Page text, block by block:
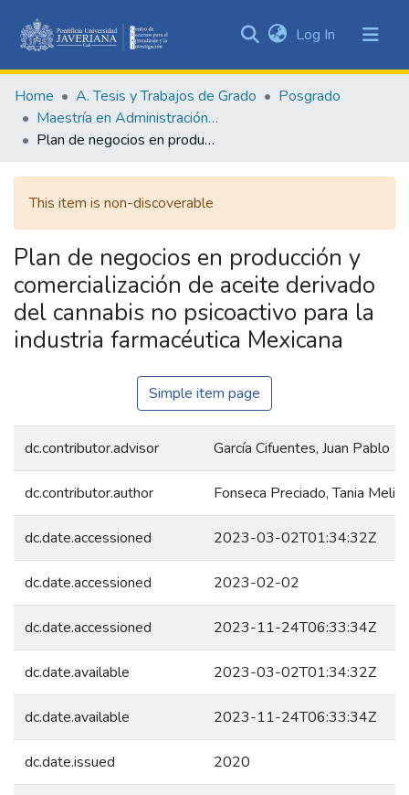
&
Collections
Statistics
Log In (current)
Home A. Tesis y Trabajos de Grado
Posgrado
Maestría en Administración de Empresas
Plan de negocios en producción y comercialización de aceite derivado del cannabis no psicoactivo para la industria farmacéutica Mexicana
This item is non-discoverable
Plan de negocios en producción y
comercialización de aceite derivado
del cannabis no psicoactivo para la
industria farmacéutica Mexicana
Simple item page
dc.contributor.advisor García Cifuentes, Juan Pablo
dc.contributor.author Fonseca Preciado, Tania
dc.date.accessioned 2023-03-02T01:34:32Z
dc.date.accessioned 2023-02-02
dc.date.accessioned 2023-11-24T06:33:34Z
dc.date.available 2023-03-02T01:34:32Z
dc.date.available 2023-11-24T06:33:34Z
dc.date.issued 2020